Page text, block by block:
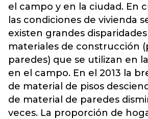
el campo y en la ciudad. En
las condiciones de vivienda
existen grandes
materiales de construcción
paredes) que se utilizan en
en el campo. En el 2013 la
de material de pisos
de material de paredes
veces. La proporción de